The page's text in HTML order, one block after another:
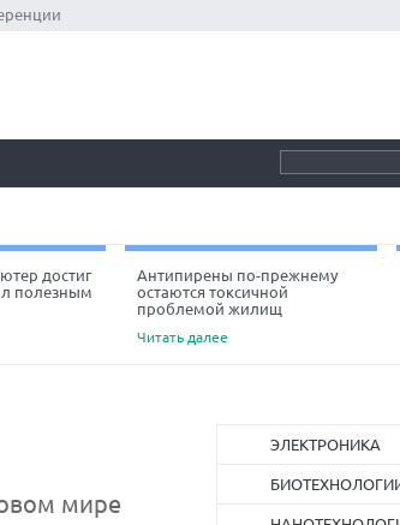
достиг
полезным
Антипирены по-прежнему
остаются токсичной
проблемой жилищ
Читать далее
мире
ЭЛЕКТРОНИКА